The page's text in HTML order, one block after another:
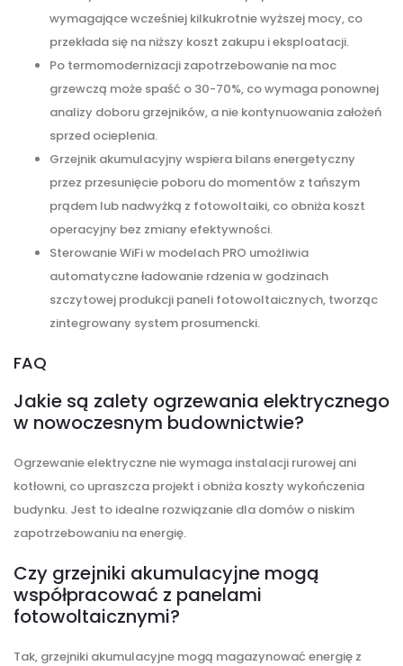
wymagające wcześniej kilkukrotnie wyższej mocy, co
przekłada się na niższy koszt zakupu i eksploatacji.
Po termomodernizacji zapotrzebowanie na moc
grzewczą może spaść o 30-70%, co wymaga ponownej
analizy doboru grzejników, a nie kontynuowania założeń
sprzed ocieplenia.
Grzejnik akumulacyjny wspiera bilans energetyczny
przez przesunięcie poboru do momentów z tańszym
prądem lub nadwyżką z fotowoltaiki, co obniża koszt
operacyjny bez zmiany efektywności.
Sterowanie WiFi w modelach PRO umożliwia
automatyczne ładowanie rdzenia w godzinach
szczytowej produkcji paneli fotowoltaicznych, tworząc
zintegrowany system prosumencki.
FAQ
Jakie są zalety ogrzewania elektrycznego
w nowoczesnym budownictwie?
Ogrzewanie elektryczne nie wymaga instalacji rurowej ani
kotłowni, co upraszcza projekt i obniża koszty wykończenia
budynku. Jest to idealne rozwiązanie dla domów o niskim
zapotrzebowaniu na energię.
Czy grzejniki akumulacyjne mogą
współpracować z panelami
fotowoltaicznymi?
Tak, grzejniki akumulacyjne mogą magazynować energię z